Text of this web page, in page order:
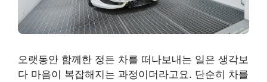
오랫동안 함께한 정든 차를 떠나보내는 일은 생각보
다 마음이 복잡해지는 과정이더라고요. 단순히 차를